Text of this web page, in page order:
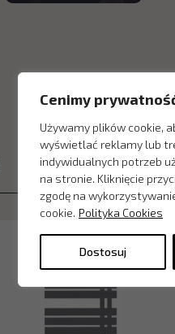
Cenimy
Używamy plików cookie,
wyświetlać reklamy lub
indywidualnych potrzeb
na stronie. Kliknięcie
zgodę na
cookie. Polityka Cookies
Dostosuj